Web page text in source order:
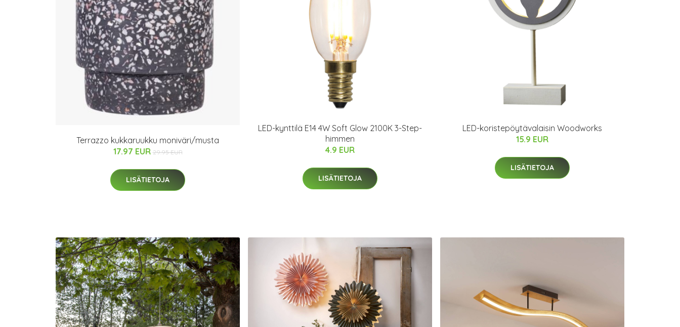
Terrazzo kukkaruukku moniväri/musta
17.97 EUR 29.95 EUR
LISÄTIETOJA
LED-kynttilä E14 4W Soft Glow 2100K 3-Step-
himmen
4.9 EUR
LISÄTIETOJA
LED-koristepöytävalaisin Woodworks
15.9 EUR
LISÄTIETOJA